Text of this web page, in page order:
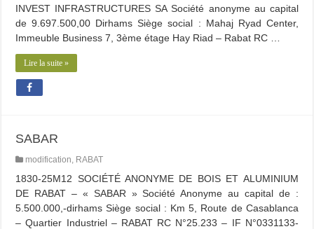
INVEST INFRASTRUCTURES SA Société anonyme au capital
de 9.697.500,00 Dirhams Siège social : Mahaj Ryad Center,
Immeuble Business 7, 3ème étage Hay Riad – Rabat RC …
Lire la suite »
SABAR
modification, RABAT
1830-25M12 SOCIÉTÉ ANONYME DE BOIS ET ALUMINIUM
DE RABAT – « SABAR » Société Anonyme au capital de :
5.500.000,-dirhams Siège social : Km 5, Route de Casablanca
– Quartier Industriel – RABAT RC N°25.233 – IF N°0331133-